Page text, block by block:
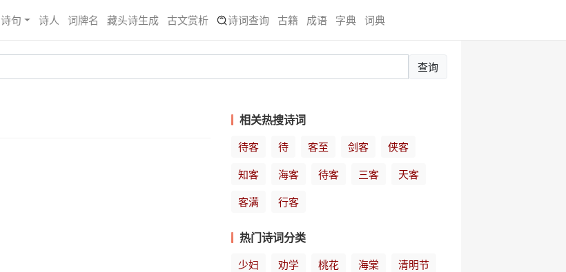
诗句 诗人 词牌名 藏头诗生成 古文赏析 诗词查询 古籍 成语 字典 词典
查询
相关热搜诗词
待客 待 客至 剑客
侠客
知客
海客 待客 三客
天客
客满
行客
热门诗词分类
少妇 劝学 桃花 海棠
清明节